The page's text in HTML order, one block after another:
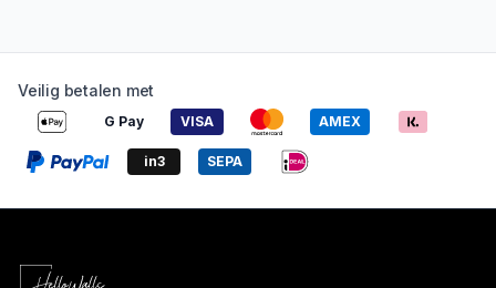
Veilig betalen met
G Pay VISA AMEX
in3 SEPA